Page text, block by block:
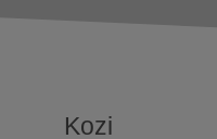
Kozi